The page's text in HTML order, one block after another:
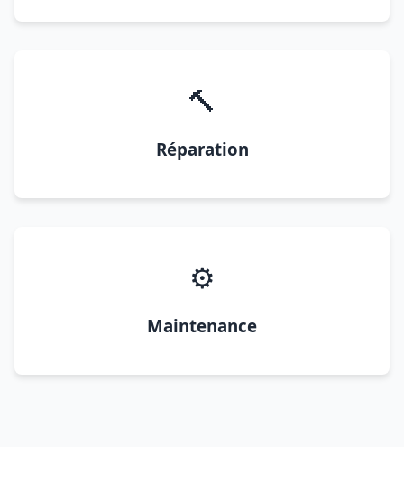
🔨
Réparation
⚙️
Maintenance